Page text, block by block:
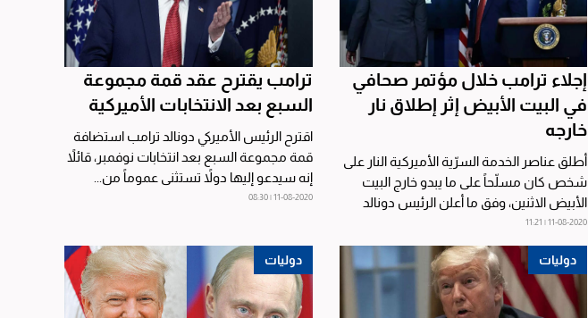
إجلاء ترامب خلال مؤتمر صحافي
في البيت الأبيض إثر إطلاق نار
خارجه
أطلق عناصر الخدمة السرّية الأميركية النار على
شخص كان مسلّحاً على ما يبدو خارج البيت
الأبيض الاثنين، وفق ما أعلن الرئيس دونالد
ترامب...
11-08-2020 | 11:21
ترامب يقترح عقد قمة مجموعة
السبع بعد الانتخابات الأميركية
اقترح الرئيس الأميركي دونالد ترامب استضافة
قمة مجموعة السبع بعد انتخابات نوفمبر، قائلاً
إنه سيدعو إليها دولاً تستثنى عموماً من...
11-08-2020 | 08:30
دوليات دوليات